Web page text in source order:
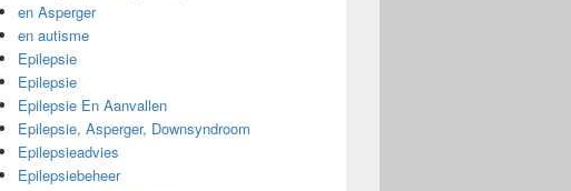
en Asperger
en autisme
Epilepsie
Epilepsie
Epilepsie En Aanvallen
Epilepsie, Asperger, Downsyndroom
Epilepsieadvies
Epilepsiebeheer